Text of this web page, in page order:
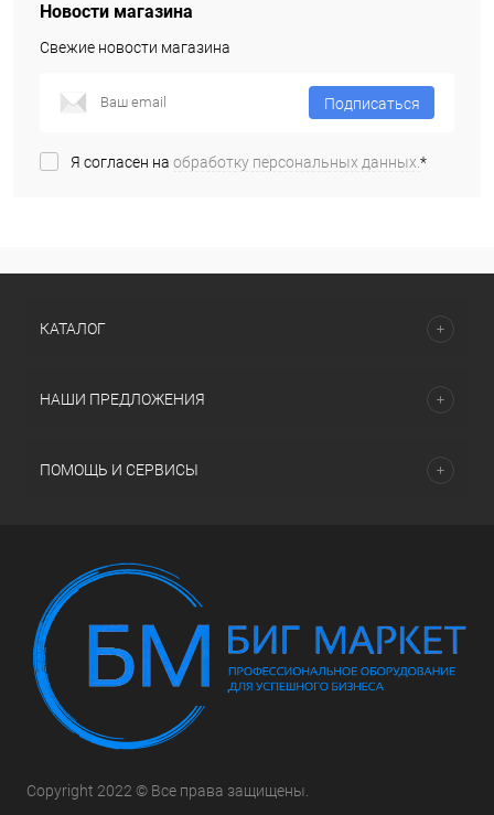
Новости магазина
Свежие новости магазина
Подписаться
Я согласен на обработку персональных данных.*
КАТАЛОГ
НАШИ ПРЕДЛОЖЕНИЯ
ПОМОЩЬ И СЕРВИСЫ
Copyright 2022 © Все права защищены.